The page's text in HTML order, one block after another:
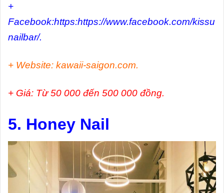
+
Facebook:https:https://www.facebook.com/kissu
nailbar/.
+ Website: kawaii-saigon.com.
+ Giá: Từ 50 000 đến 500 000 đồng.
5. Honey Nail